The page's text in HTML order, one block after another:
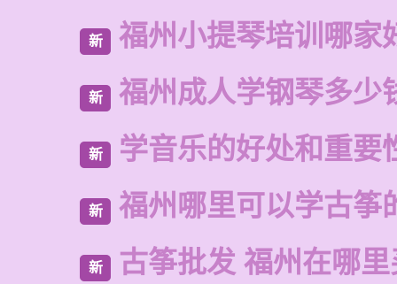
新 福州小提琴培训哪家
新 福州成人学钢琴多少
新 学音乐的好处和重要
新 福州哪里可以学古筝
新 古筝批发 福州在哪